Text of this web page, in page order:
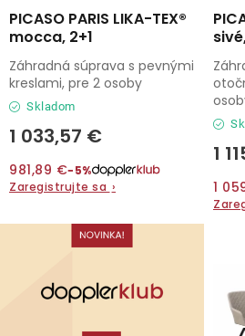
v
t
o
v
PICASO PARIS LIKA-TEX®
mocca, 2+1
Skladom
1 033,57 €
981,89 €−5%
Zaregistrujte sa ›
Záhradná súprava s pevnými
kreslami, pre 2 osoby
1
1